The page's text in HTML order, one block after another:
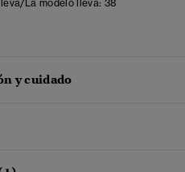
La modelo lleva: 38
y cuidado